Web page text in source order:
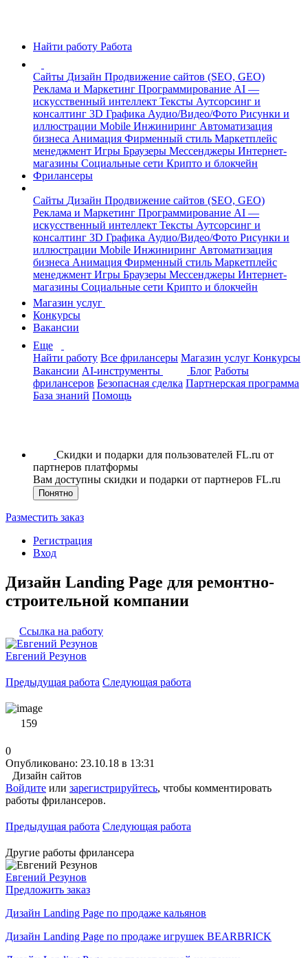
Найти работу Работа
Сайты Дизайн Продвижение сайтов (SEO, GEO)
Реклама и Маркетинг Программирование AI —
искусственный интеллект Тексты Аутсорсинг и
консалтинг 3D Графика Аудио/Видео/Фото Рисунки и
иллюстрации Mobile Инжиниринг Автоматизация
бизнеса Анимация Фирменный стиль Маркетплейс
менеджмент Игры Браузеры Мессенджеры Интернет-
магазины Социальные сети Крипто и блокчейн
Фрилансеры
Сайты Дизайн Продвижение сайтов (SEO, GEO)
Реклама и Маркетинг Программирование AI —
искусственный интеллект Тексты Аутсорсинг и
консалтинг 3D Графика Аудио/Видео/Фото Рисунки и
иллюстрации Mobile Инжиниринг Автоматизация
бизнеса Анимация Фирменный стиль Маркетплейс
менеджмент Игры Браузеры Мессенджеры Интернет-
магазины Социальные сети Крипто и блокчейн
Магазин услуг
Конкурсы
Вакансии
Еще
Найти работу Все фрилансеры Магазин услуг Конкурсы
Вакансии AI-инструменты Блог Работы
фрилансеров Безопасная сделка Партнерская программа
База знаний Помощь
Скидки и подарки для пользователей FL.ru от
партнеров платформы
Вам доступны скидки и подарки от партнеров FL.ru
Понятно
Разместить заказ
Регистрация
Вход
Дизайн Landing Page для ремонтно-
строительной компании
Ссылка на работу
Евгений Резунов
Предыдущая работа Следующая работа
159
0
Опубликовано: 23.10.18 в 13:31
Дизайн сайтов
Войдите или зарегистрируйтесь, чтобы комментировать
работы фрилансеров.
Предыдущая работа Следующая работа
Другие работы фрилансера
Евгений Резунов
Предложить заказ
Дизайн Landing Page по продаже кальянов
Дизайн Landing Page по продаже игрушек BEARBRICK